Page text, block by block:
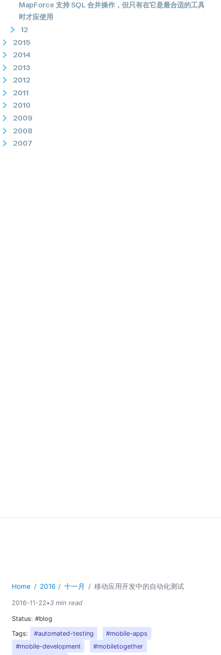
MapForce 支持 SQL 合并操作，但只有在它是最合适的工具
时才应使用
12
2015
2014
2013
2012
2011
2010
2009
2008
2007
Home 2016 十一月 移动应用开发中的自动化测试
2016-11-22•3 min read
Status: #blog
Tags:
#automated-testing
#mobile-apps
#mobile-development
#mobiletogether